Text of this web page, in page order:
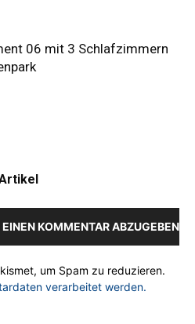
06 mit 3 Schlafzimmern
KOMMENTAR ABZUGEBEN
um Spam zu reduzieren.
verarbeitet werden.